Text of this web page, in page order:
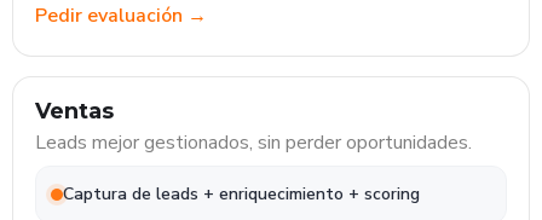
Pedir evaluación →
Ventas
Leads mejor gestionados, sin perder oportunidades.
Captura de leads + enriquecimiento + scoring